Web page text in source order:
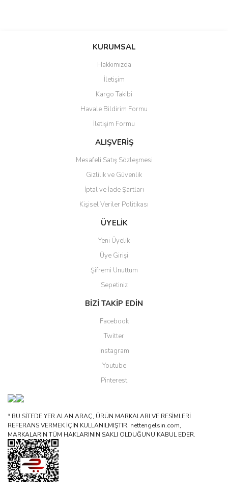
Bu ürüne ilk yorumu siz yapın!
Yorum Yaz
Ürün resmi kalitesiz, bozuk veya görüntülenemiyor.
Ürün açıklamasında eksik bilgiler bulunuyor.
Ürün bilgilerinde hatalar bulunuyor.
Ürün fiyatı diğer sitelerden daha pahalı.
Bu ürüne benzer farklı alternatifler olmalı.
Gönder
KURUMSAL
Hakkımızda
İletişim
Kargo Takibi
Havale Bildirim Formu
İletişim Formu
ALIŞVERİŞ
Mesafeli Satış Sözleşmesi
Gizlilik ve Güvenlik
İptal ve İade Şartları
Kişisel Veriler Politikası
ÜYELİK
Yeni Üyelik
Üye Girişi
Şifremi Unuttum
Sepetiniz
BİZİ TAKİP EDİN
Facebook
Twitter
Instagram
Youtube
Pinterest
* BU SİTEDE YER ALAN ARAÇ, ÜRÜN MARKALARI VE RESİMLERİ
REFERANS VERMEK İÇİN KULLANILMIŞTIR. nettengelsin.com,
MARKALARIN TÜM HAKLARININ SAKLI OLDUĞUNU KABUL EDER.